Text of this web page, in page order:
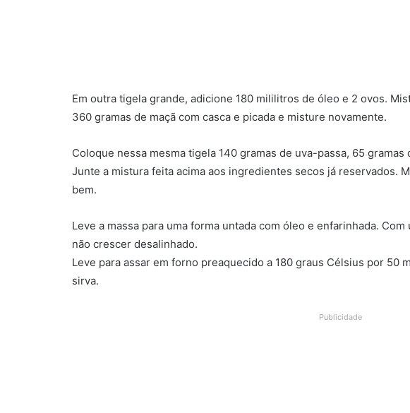
Em outra tigela grande, adicione 180 mililitros de óleo e 2 ovos.
360 gramas de maçã com casca e picada e misture novamente.
Coloque nessa mesma tigela 140 gramas de uva-passa, 65
Junte a mistura feita acima aos ingredientes secos já reservados.
bem.
Leve a massa para uma forma untada com óleo e enfarinhada.
não crescer desalinhado.
Leve para assar em forno preaquecido a 180 graus Célsius por 50
sirva.
Publicidade